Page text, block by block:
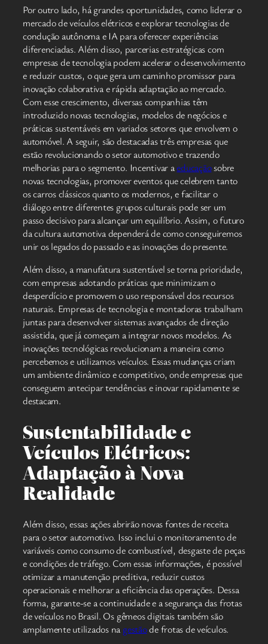
Por outro lado, há grandes oportunidades, como liderar o
mercado de veículos elétricos e explorar tecnologias de
condução autônoma e IA para oferecer experiências
diferenciadas. Além disso, parcerias estratégicas com
empresas de tecnologia podem acelerar o desenvolvimento
e reduzir custos, o que gera um caminho promissor para
inovação colaborativa e rápida adaptação ao mercado.
Com esse crescimento, diversas companhias têm
introduzido novas tecnologias, modelos de negócios e
práticas sustentáveis em variados setores que envolvem o
automóvel. A seguir, são destacadas três empresas que
estão revolucionando o setor automotivo e trazendo
melhorias para o segmento. Incentivar aeducaçãosobre
novas tecnologias, promover eventos que celebrem tanto
os carros clássicos quanto os modernos, e facilitar o
diálogo entre diferentes grupos culturais pode ser um
passo decisivo para alcançar um equilíbrio. Assim, o futuro
da cultura automotiva dependerá de como conseguiremos
unir os legados do passado e as inovações do presente.
Além disso, a manufatura sustentável se torna prioridade,
com empresas adotando práticas que minimizam o
desperdício e promovem o uso responsável dos recursos
naturais. Empresas de tecnologia e montadoras trabalham
juntas para desenvolver sistemas avançados de direção
assistida, que já começam a integrar novos modelos. As
inovações tecnológicas revolucionam a maneira como
percebemos e utilizamos veículos. Essas mudanças criam
um ambiente dinâmico e competitivo, onde empresas que
conseguem antecipar tendências e inovar rapidamente se
destacam.
Sustentabilidade e
Veículos Elétricos:
Adaptação à Nova
Realidade
Além disso, essas ações abrirão novas fontes de receita
para o setor automotivo. Isso inclui o monitoramento de
variáveis como consumo de combustível, desgaste de peças
e condições de tráfego. Com essas informações, é possível
otimizar a manutenção preditiva, reduzir custos
operacionais e melhorar a eficiência das operações. Dessa
forma, garante-se a continuidade e a segurança das frotas
de veículos no Brasil. Os gêmeos digitais também são
amplamente utilizados na gestãode frotas de veículos.